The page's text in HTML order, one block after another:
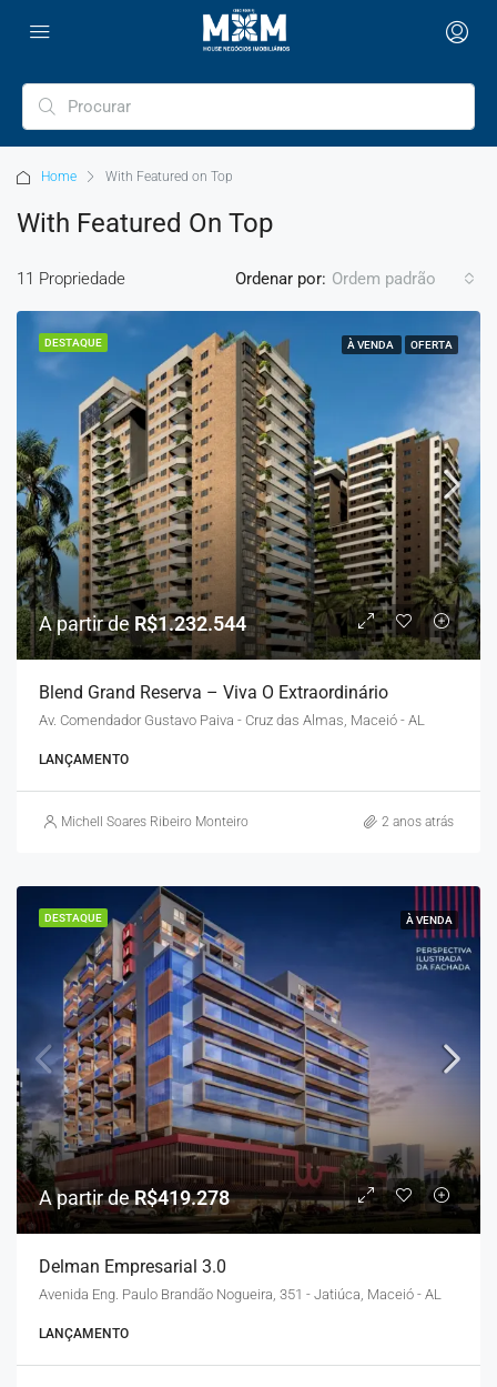
Home With Featured on Top
With Featured On Top
11 Propriedade Ordenar por: Ordem padrão
DESTAQUE À VENDA OFERTA
A partir de R$1.232.544
Blend Grand Reserva – Viva O Extraordinário
Av. Comendador Gustavo Paiva - Cruz das Almas, Maceió - AL
LANÇAMENTO
Michell Soares Ribeiro Monteiro 2 anos atrás
DESTAQUE À VENDA
A partir deR$419.278
Delman Empresarial 3.0
Avenida Eng. Paulo Brandão Nogueira, 351 - Jatiúca, Maceió - AL
LANÇAMENTO